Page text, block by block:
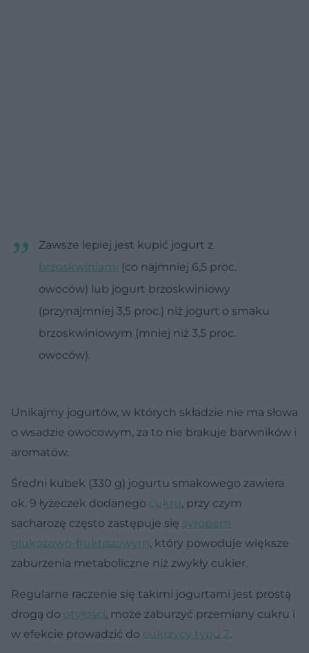
Zawsze lepiej jest kupić jogurt z
brzoskwiniami (co najmniej 6,5 proc.
owoców) lub jogurt brzoskwiniowy
(przynajmniej 3,5 proc.) niż jogurt o smaku
brzoskwiniowym (mniej niż 3,5 proc.
owoców).
Unikajmy jogurtów, w których składzie nie ma słowa
o wsadzie owocowym, za to nie brakuje barwników i
aromatów.
Średni kubek (330 g) jogurtu smakowego zawiera
ok. 9 łyżeczek dodanego cukru, przy czym
sacharozę często zastępuje się syropem
glukozowo-fruktozowym, który powoduje większe
zaburzenia metaboliczne niż zwykły cukier.
Regularne raczenie się takimi jogurtami jest prostą
drogą do otyłości, może zaburzyć przemiany cukru i
w efekcie prowadzić do cukrzycy typu 2.